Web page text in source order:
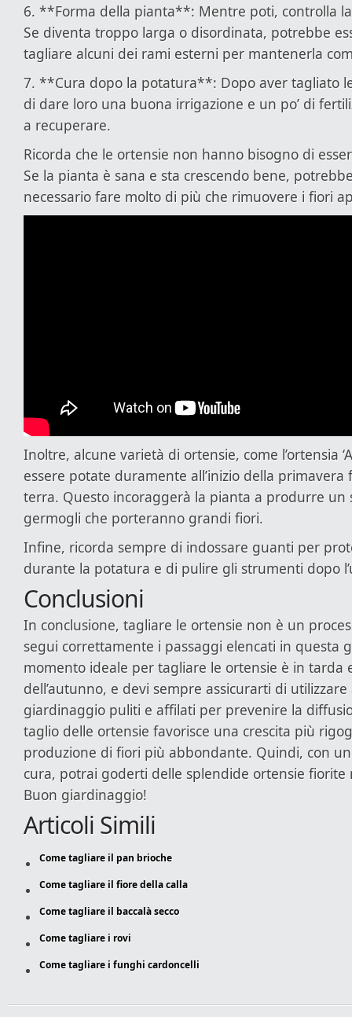
6. **Forma della pianta**: Mentre poti, controlla
Se diventa troppo larga o disordinata, potrebbe
tagliare alcuni dei rami esterni per mantenerla
7. **Cura dopo la potatura**: Dopo aver tagliato
di dare loro una buona irrigazione e un po’ di
a recuperare.
Ricorda che le ortensie non hanno bisogno di
Se la pianta è sana e sta crescendo bene,
necessario fare molto di più che rimuovere i fiori
Inoltre, alcune varietà di ortensie, come l’ortensia
essere potate duramente all’inizio della primavera
terra. Questo incoraggerà la pianta a produrre un
germogli che porteranno grandi fiori.
Infine, ricorda sempre di indossare guanti per
durante la potatura e di pulire gli strumenti dopo
Conclusioni
In conclusione, tagliare le ortensie non è un
segui correttamente i passaggi elencati in questa
momento ideale per tagliare le ortensie è in tarda
dell’autunno, e devi sempre assicurarti di
giardinaggio puliti e affilati per prevenire la
taglio delle ortensie favorisce una crescita più
produzione di fiori più abbondante. Quindi, con un
cura, potrai goderti delle splendide ortensie
Buon giardinaggio!
Articoli Simili
Come tagliare il pan brioche
Come tagliare il fiore della calla
Come tagliare il baccalà secco
Come tagliare i rovi
Come tagliare i funghi cardoncelli